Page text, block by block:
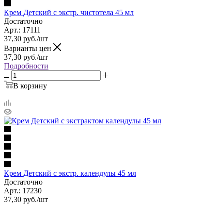
Крем Детский с экстр. чистотела 45 мл
Достаточно
Арт.: 17111
37,30 руб./шт
Варианты цен
37,30 руб./шт
Подробности
В корзину
Крем Детский с экстр. календулы 45 мл
Достаточно
Арт.: 17230
37,30 руб./шт